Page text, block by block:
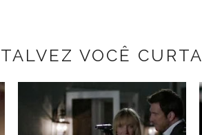
TALVEZ VOCÊ CURTA